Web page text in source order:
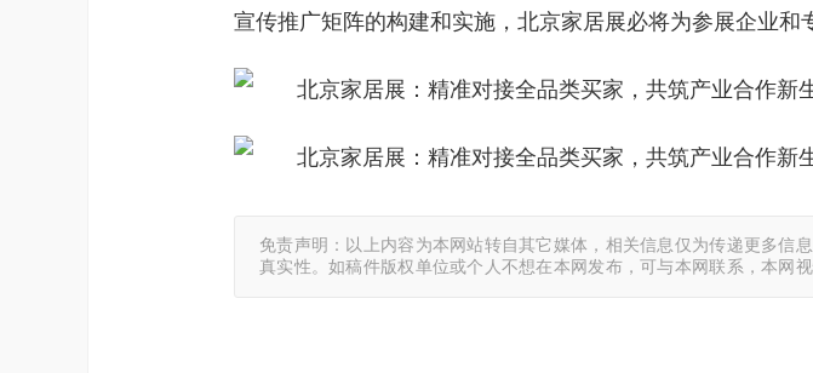
宣传推广矩阵的构建和实施，北京家居展必将为参展企业和
免责声明：以上内容为本网站转自其它媒体，相关信息仅为传递更多信
真实性。如稿件版权单位或个人不想在本网发布，可与本网联系，本网视